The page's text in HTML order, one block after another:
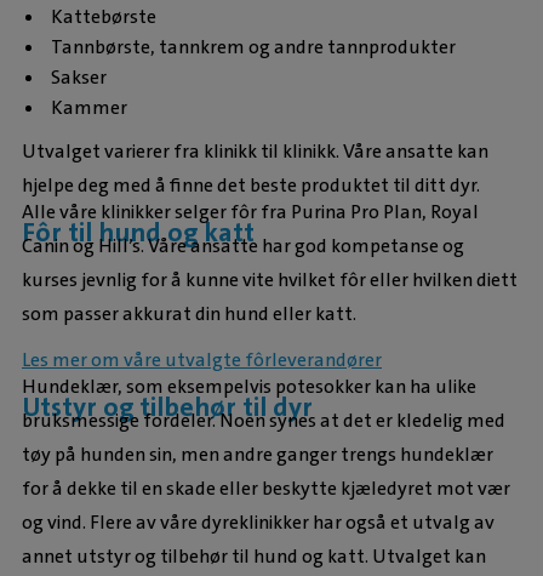
Kattebørste
Tannbørste, tannkrem og andre tannprodukter
Sakser
Kammer
Utvalget varierer fra klinikk til klinikk. Våre ansatte kan
hjelpe deg med å finne det beste produktet til ditt dyr.
Fôr til hund og katt
Alle våre klinikker selger fôr fra Purina Pro Plan, Royal
Canin og Hill’s. Våre ansatte har god kompetanse og
kurses jevnlig for å kunne vite hvilket fôr eller hvilken diett
som passer akkurat din hund eller katt.
Les mer om våre utvalgte fôrleverandører
Utstyr og tilbehør til dyr
Hundeklær, som eksempelvis potesokker kan ha ulike
bruksmessige fordeler. Noen synes at det er kledelig med
tøy på hunden sin, men andre ganger trengs hundeklær
for å dekke til en skade eller beskytte kjæledyret mot vær
og vind. Flere av våre dyreklinikker har også et utvalg av
annet utstyr og tilbehør til hund og katt. Utvalget kan